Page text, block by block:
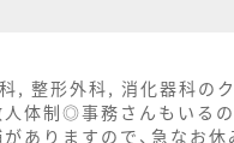
, 整形外科, 消化器科の
体制◎事務さんもいる
ありますので、急なお